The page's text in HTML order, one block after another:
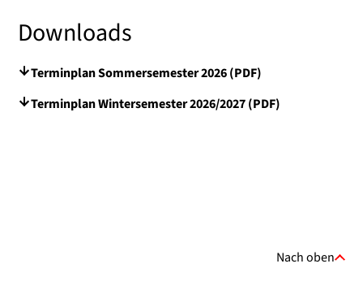
Downloads
Terminplan Sommersemester 2026 (PDF)
Terminplan Wintersemester 2026/2027 (PDF)
Nach oben